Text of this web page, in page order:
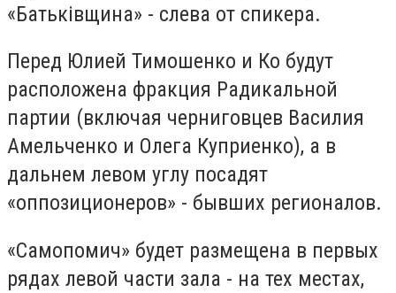
«Батьківщина» - слева от спикера.
Перед Юлией Тимошенко и Ко будут
расположена фракция Радикальной
партии (включая черниговцев Василия
Амельченко и Олега Куприенко), а в
дальнем левом углу посадят
«оппозиционеров» - бывших регионалов.
«Самопомич» будет размещена в первых
рядах левой части зала - на тех местах,